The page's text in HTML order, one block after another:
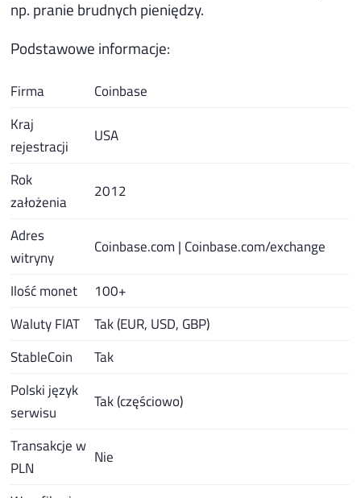
np. pranie brudnych pieniędzy.
Podstawowe informacje:
Firma
Coinbase
Kraj
rejestracji
USA
Rok
założenia
2012
Adres
witryny
Coinbase.com | Coinbase.com/exchange
Ilość monet
100+
Waluty FIAT
Tak (EUR, USD, GBP)
StableCoin
Tak
Polski język
serwisu
Tak (częściowo)
Transakcje w
PLN
Nie